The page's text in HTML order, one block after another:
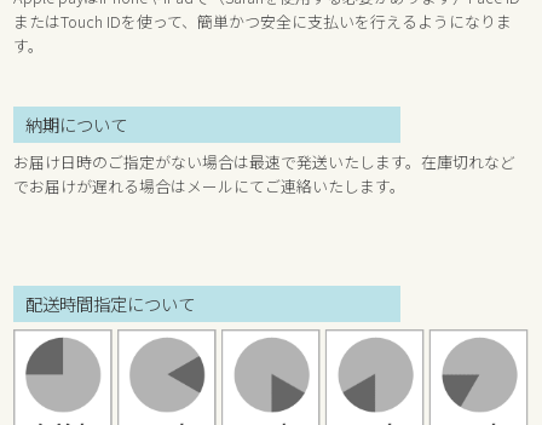
またはTouch IDを使って、簡単かつ安全に支払いを行えるようになりま
す。
納期について
お届け日時のご指定がない場合は最速で発送いたします。在庫切れなど
でお届けが遅れる場合はメールにてご連絡いたします。
配送時間指定について